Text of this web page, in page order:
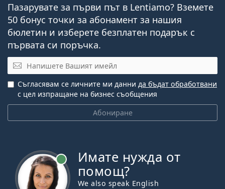
Пазарувате за първи път в Lentiamo? Вземете
50 бонус точки за абонамент за нашия
бюлетин и изберете безплатен подарък с
първата си поръчка.
Имейл
Абониране
Съгласявам се личните ми данни да бъдат обработвани
с цел изпращане на бизнес съобщения
Имате нужда от
помощ?
We also speak English